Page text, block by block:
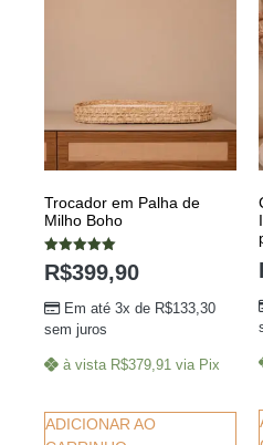
Trocador em Palha de
Milho Boho
Avaliação
5.00
R$399,90
Em até 3x de R$133,30
sem juros
à vista R$379,91 via Pix
ADICIONAR AO